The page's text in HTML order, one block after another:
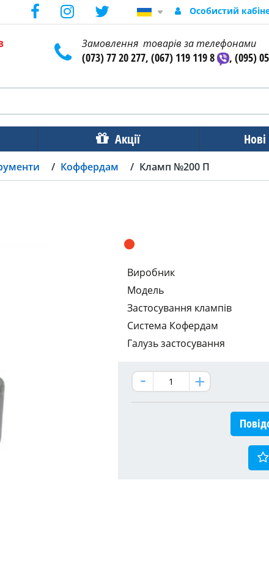
Особистий
Замовлення товарів за телефонами
(073) 77 20 277, (067) 119 119 8 , (095)
Акції
Коффердам Кламп №200 П
Виробник
Модель
Застосування клампів
Система Кофердам
Галузь застосування